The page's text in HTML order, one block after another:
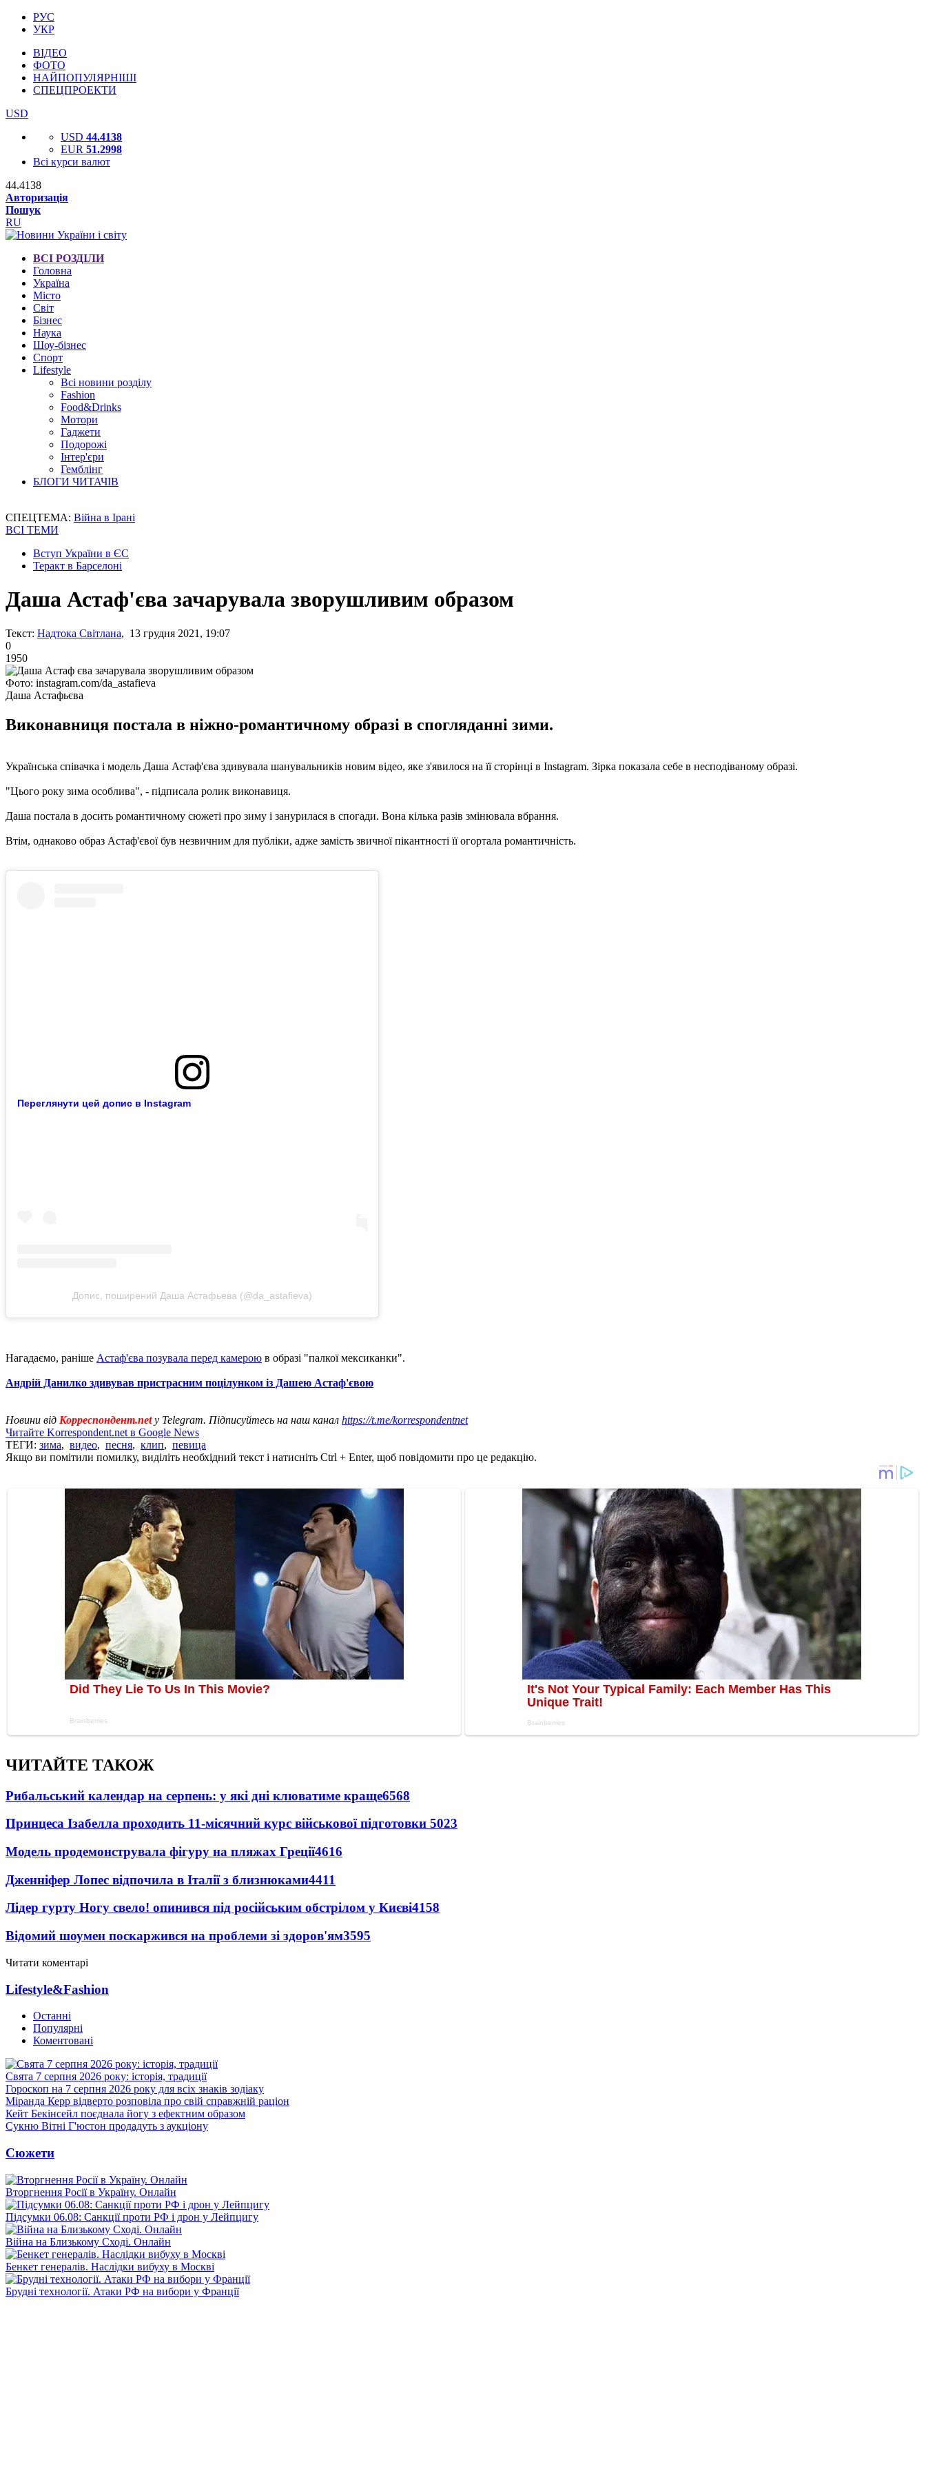
РУС
УКР
ВІДЕО
ФОТО
НАЙПОПУЛЯРНІШІ
СПЕЦПРОЕКТИ
USD
USD 44.4138
EUR 51.2998
Всі курси валют
44.4138
Авторизація
Пошук
RU
ВСІ РОЗДІЛИ
Головна
Україна
Місто
Світ
Бізнес
Наука
Шоу-бізнес
Спорт
Lifestyle
Всі новини розділу
Fashion
Food&Drinks
Мотори
Гаджети
Подорожі
Інтер'єри
Гемблінг
БЛОГИ ЧИТАЧІВ
СПЕЦТЕМА: Війна в Ірані
ВСІ ТЕМИ
Вступ України в ЄС
Теракт в Барселоні
Даша Астаф'єва зачарувала зворушливим образом
Текст: Надтока Світлана, 13 грудня 2021, 19:07
0
1950
Фото: instagram.com/da_astafieva
Даша Астафьєва
Виконавниця постала в ніжно-романтичному образі в спогляданні зими.
Українська співачка і модель Даша Астаф'єва здивувала шанувальників новим відео, яке з'явилося на її сторінці в Instagram. Зірка показала себе в несподіваному образі.
"Цього року зима особлива", - підписала ролик виконавиця.
Даша постала в досить романтичному сюжеті про зиму і занурилася в спогади. Вона кілька разів змінювала вбрання.
Втім, однаково образ Астаф'євої був незвичним для публіки, адже замість звичної пікантності її огортала романтичність.
Переглянути цей допис в Instagram
Допис, поширений Даша Астафьева (@da_astafieva)
Нагадаємо, раніше Астаф'єва позувала перед камерою в образі "палкої мексиканки".
Андрій Данилко здивував пристрасним поцілунком із Дашею Астаф'євою
Новини від Корреспондент.netу Telegram. Підписуйтесь на наш канал https://t.me/korrespondentnet
Читайте Korrespondent.net в Google News
ТЕГИ: зима, видео, песня, клип, певица
Якщо ви помітили помилку, виділіть необхідний текст і натисніть Ctrl + Enter, щоб повідомити про це редакцію.
ЧИТАЙТЕ ТАКОЖ
Рибальський календар на серпень: у які дні клюватиме краще6568
Принцеса Ізабелла проходить 11-місячний курс військової підготовки 5023
Модель продемонструвала фігуру на пляжах Греції4616
Дженніфер Лопес відпочила в Італії з близнюками4411
Лідер гурту Ногу свело! опинився під російським обстрілом у Києві4158
Відомий шоумен поскаржився на проблеми зі здоров'ям3595
Читати коментарі
Lifestyle&Fashion
Останні
Популярні
Коментовані
Свята 7 серпня 2026 року: історія, традиції
Гороскоп на 7 серпня 2026 року для всіх знаків зодіаку
Міранда Керр відверто розповіла про свій справжній раціон
Кейт Бекінсейл поєднала йогу з ефектним образом
Сукню Вітні Г'юстон продадуть з аукціону
Сюжети
Вторгнення Росії в Україну. Онлайн
Підсумки 06.08: Санкції проти РФ і дрон у Лейпцигу
Війна на Близькому Сході. Онлайн
Бенкет генералів. Наслідки вибуху в Москві
Брудні технології. Атаки РФ на вибори у Франції